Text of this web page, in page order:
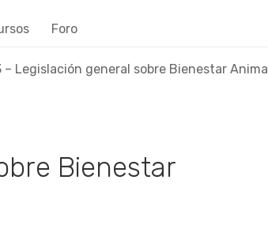
Foro
– Legislación general sobre Bienestar Animal
Bienestar